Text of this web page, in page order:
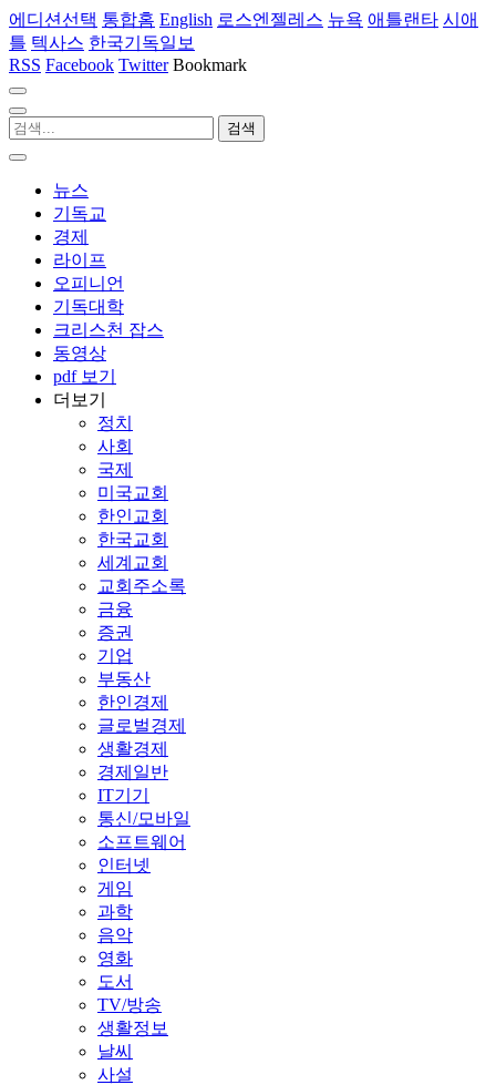
에디션선택 통합홈 English 로스엔젤레스 뉴욕 애틀랜타 시애
틀 텍사스 한국기독일보
RSS Facebook Twitter Bookmark
뉴스
기독교
경제
라이프
오피니언
기독대학
크리스천 잡스
동영상
pdf 보기
더보기
정치
사회
국제
미국교회
한인교회
한국교회
세계교회
교회주소록
금융
증권
기업
부동산
한인경제
글로벌경제
생활경제
경제일반
IT기기
통신/모바일
소프트웨어
인터넷
게임
과학
음악
영화
도서
TV/방송
생활정보
날씨
사설